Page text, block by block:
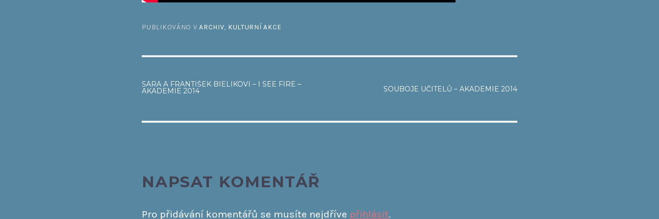
PUBLIKOVÁNO VARCHIV, KULTURNÍ AKCE
NAVIGACE
PRO
SÁRA A FRANTIŠEK BIELIKOVI – I SEE FIRE –
AKADEMIE 2014 SOUBOJE UČITELŮ – AKADEMIE 2014
NAPSAT KOMENTÁŘ
Pro přidávání komentářů se musíte nejdříve přihlásit.